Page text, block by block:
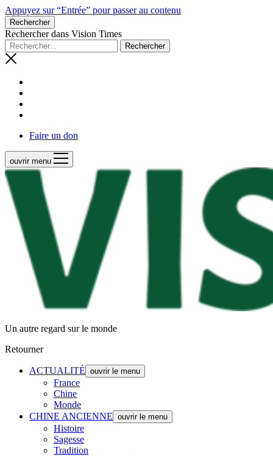
Appuyez sur “Entrée” pour passer au contenu
Rechercher
Rechercher dans Vision Times
Faire un don
ouvrir menu
Un autre regard sur le monde
Retourner
ACTUALITÉ ouvrir le menu
France
Chine
Monde
CHINE ANCIENNE ouvrir le menu
Histoire
Sagesse
Tradition